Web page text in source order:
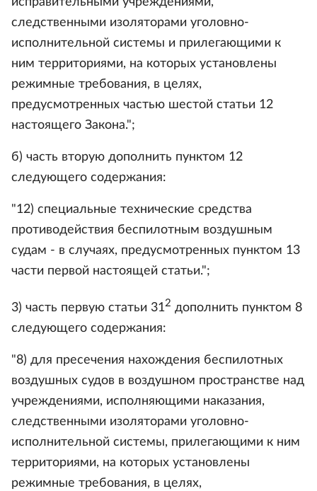
следственными изоляторами уголовно-
исполнительной системы и прилегающими к
ним территориями, на которых установлены
режимные требования, в целях,
предусмотренных частью шестой статьи 12
настоящего Закона.";
б) часть вторую дополнить пунктом 12
следующего содержания:
"12) специальные технические средства
противодействия беспилотным воздушным
судам - в случаях, предусмотренных пунктом 13
части первой настоящей статьи.";
3) часть первую статьи 312 дополнить пунктом 8
следующего содержания:
"8) для пресечения нахождения беспилотных
воздушных судов в воздушном пространстве над
учреждениями, исполняющими наказания,
следственными изоляторами уголовно-
исполнительной системы, прилегающими к ним
территориями, на которых установлены
режимные требования, в целях,